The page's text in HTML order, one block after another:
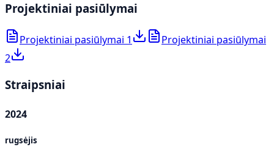
Projektiniai pasiūlymai
Projektiniai pasiūlymai 1
Projektiniai pasiūlymai
2
Straipsniai
2024
rugsėjis